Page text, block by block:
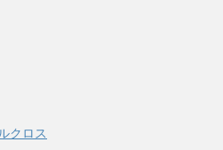
クロス